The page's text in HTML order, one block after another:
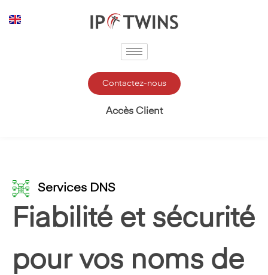
Contactez-nous
Accès Client
Services DNS
Fiabilité et sécurité
pour vos noms de